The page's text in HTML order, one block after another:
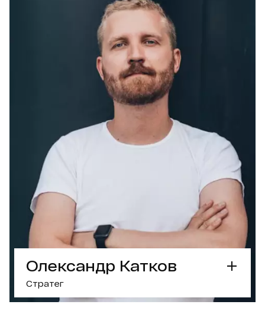
Колонки в медіа
Вміє готувати лазан’ю
ПРАЦЮВАВ З БРЕНДАМИ
Олександр Катков
Стратег